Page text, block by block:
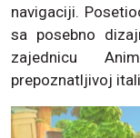
navigaciji.
sa posebno
zajednicu
prepoznatljivoj